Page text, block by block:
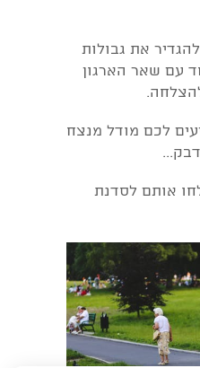
את גבולות
עם שאר הארגון
לכם מודל מנצח
אותם לסדנת